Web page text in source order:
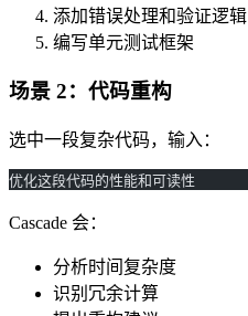
添加错误处理和验证逻辑
编写单元测试框架
场景 2：代码重构
选中一段复杂代码，输入：
优化这段代码的性能和可读性
Cascade 会：
分析时间复杂度
识别冗余计算